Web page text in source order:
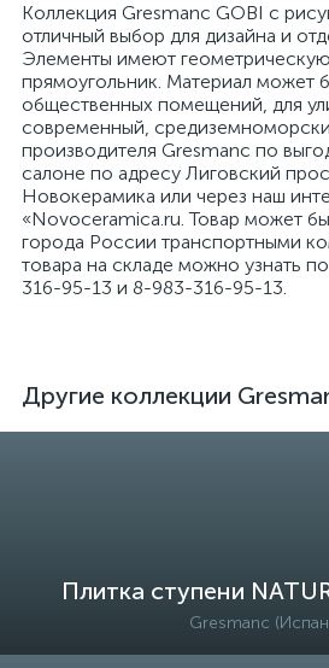
Коллекция Gresmanc GOBI с
отличный выбор для дизайна и
Элементы имеют
прямоугольник. Материал может
общественных помещений, для
современный,
производителя Gresmanc по
салоне по адресу Лиговский
Новокерамика или через наш
«Novoceramica.ru. Товар может
города России транспортными
товара на складе можно узнать
316-95-13 и 8-983-316-95-13.
Другие коллекции
Плитка ступени
Gresmanc